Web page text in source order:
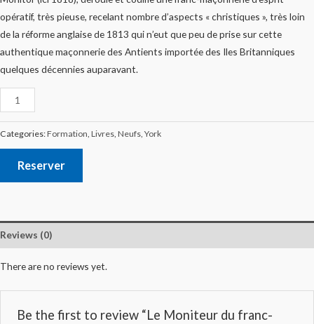
opératif, très pieuse, recelant nombre d’aspects « christiques », très loin
de la réforme anglaise de 1813 qui n’eut que peu de prise sur cette
authentique maçonnerie des Antients importée des Iles Britanniques
quelques décennies auparavant.
Categories:Formation, Livres, Neufs, York
Reserver
Reviews (0)
There are no reviews yet.
Be the first to review “Le Moniteur du franc-